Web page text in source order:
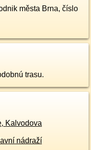
města Brna, číslo
trasu.
Kalvodova
nádraží